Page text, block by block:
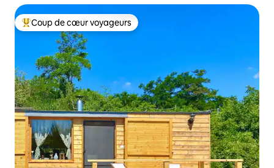
Coup de cœur voyageurs parmi les plus aimés
Coup de cœur voyageurs